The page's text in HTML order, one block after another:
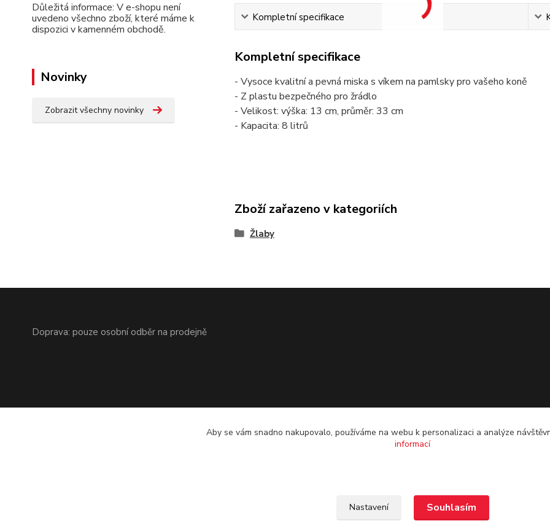
Důležitá informace: V e-shopu není
uvedeno všechno zboží, které máme k
dispozici v kamenném obchodě.
Novinky
Zobrazit všechny novinky
Kompletní specifikace
Kompletní specifikace
- Vysoce kvalitní a pevná miska s víkem na pamlsky pro vašeho koně
- Z plastu bezpečného pro žrádlo
- Velikost: výška: 13 cm, průměr: 33 cm
- Kapacita: 8 litrů
Zboží zařazeno v kategoriích
Žlaby
Doprava: pouze osobní odběr na prodejně
Aby se vám snadno nakupovalo, používáme na webu k personalizaci a analýze
informací
Nastavení Souhlasím